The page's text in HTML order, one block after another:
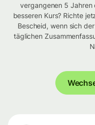
vergangenen 5 Jahren
besseren Kurs? Richte
Bescheid, wenn sich
täglichen